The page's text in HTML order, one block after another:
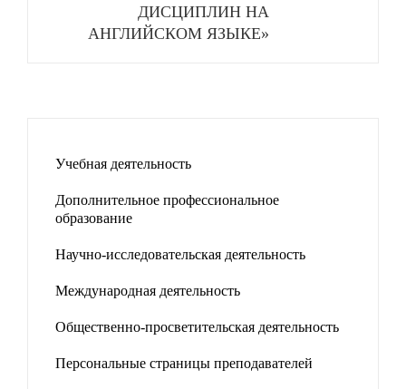
ДИСЦИПЛИН НА
АНГЛИЙСКОМ ЯЗЫКЕ»
Учебная деятельность
Дополнительное профессиональное
образование
Научно-исследовательская деятельность
Международная деятельность
Общественно-просветительская деятельность
Персональные страницы преподавателей